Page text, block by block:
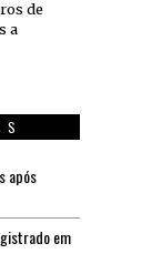
de
a
após
em